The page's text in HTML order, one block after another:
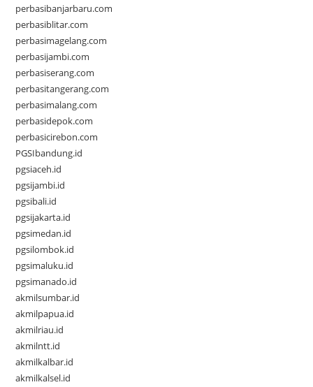
perbasibanjarbaru.com
perbasiblitar.com
perbasimagelang.com
perbasijambi.com
perbasiserang.com
perbasitangerang.com
perbasimalang.com
perbasidepok.com
perbasicirebon.com
PGSIbandung.id
pgsiaceh.id
pgsijambi.id
pgsibali.id
pgsijakarta.id
pgsimedan.id
pgsilombok.id
pgsimaluku.id
pgsimanado.id
akmilsumbar.id
akmilpapua.id
akmilriau.id
akmilntt.id
akmilkalbar.id
akmilkalsel.id